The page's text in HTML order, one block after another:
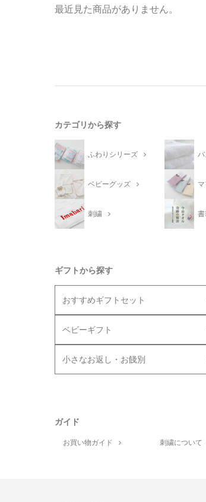
最近見た商品がありません。
カテゴリから探す
ふわりシリーズ
ベビーグッズ
刺繍
ギフトから探す
おすすめギフトセット
ベビーギフト
小さなお返し・お餞別
ガイド
お買い物ガイド 刺繍について